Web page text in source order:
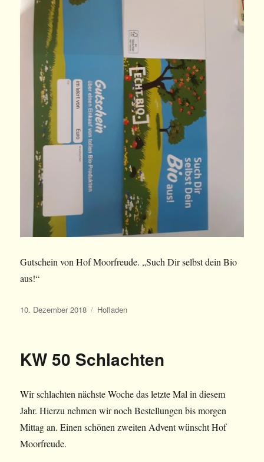
Gutschein von Hof Moorfreude. „Such Dir selbst dein Bio
aus!“
Veröffentlicht
10. Dezember 2018 Kategorien
Hofladen
KW 50 Schlachten
Wir schlachten nächste Woche das letzte Mal in diesem
Jahr. Hierzu nehmen wir noch Bestellungen bis morgen
Mittag an. Einen schönen zweiten Advent wünscht Hof
Moorfreude.